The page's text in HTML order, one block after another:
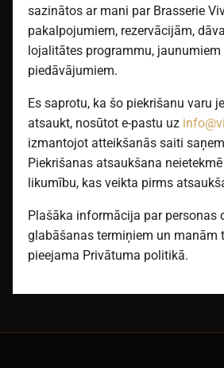
sazinātos ar mani par Brasserie
pakalpojumiem, rezervācijām,
lojalitātes programmu,
piedāvājumiem.
Es saprotu, ka šo piekrišanu varu
atsaukt, nosūtot e-pastu uz
izmantojot atteikšanās saiti
Piekrišanas atsaukšana
likumību, kas veikta pirms
Plašāka informācija par personas
glabāšanas termiņiem un manām
pieejama Privātuma politikā.